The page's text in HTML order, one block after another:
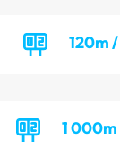
120m
1 000m